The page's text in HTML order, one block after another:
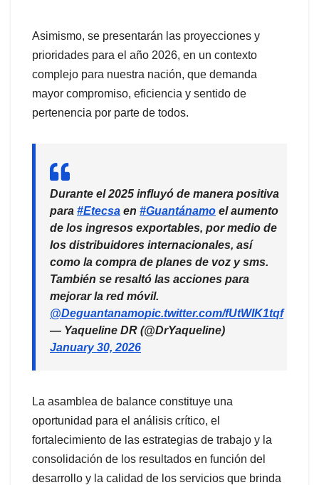
Asimismo, se presentarán las proyecciones y
prioridades para el año 2026, en un contexto
complejo para nuestra nación, que demanda
mayor compromiso, eficiencia y sentido de
pertenencia por parte de todos.
Durante el 2025 influyó de manera positiva
para #Etecsa en #Guantánamo el aumento
de los ingresos exportables, por medio de
los distribuidores internacionales, así
como la compra de planes de voz y sms.
También se resaltó las acciones para
mejorar la red móvil.
@Deguantanamopic.twitter.com/fUtWIK1tqf
— Yaqueline DR (@DrYaqueline)
January 30, 2026
La asamblea de balance constituye una
oportunidad para el análisis crítico, el
fortalecimiento de las estrategias de trabajo y la
consolidación de los resultados en función del
desarrollo y la calidad de los servicios que brinda